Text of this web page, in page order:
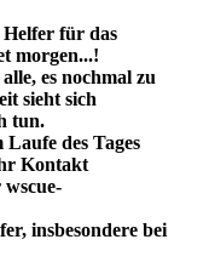
Helfer für das
morgen...!
es nochmal zu
sieht sich
tun.
des Tages
Kontakt
wscue-
insbesondere bei